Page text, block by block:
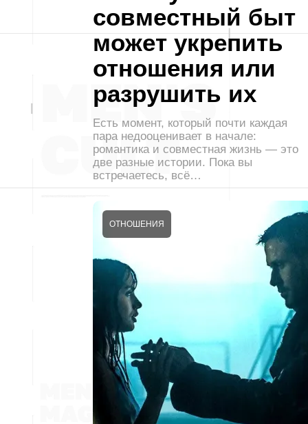
совместный быт
может укрепить
отношения или
разрушить их
Есть момент, который почти каждая
пара недооценивает в начале:
романтика и совместная жизнь — это
две разные истории. Пока вы
встречаетесь, всё…
ОТНОШЕНИЯ